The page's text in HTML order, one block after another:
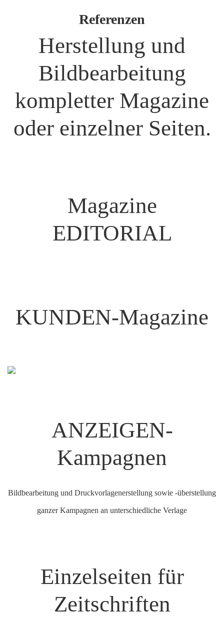
Referenzen
Herstellung und
Bildbearbeitung
kompletter Magazine
oder einzelner Seiten.
Magazine
EDITORIAL
KUNDEN-Magazine
ANZEIGEN-
Kampagnen
Bildbearbeitung und Druckvorlagenerstellung sowie -überstellung
ganzer Kampagnen an unterschiedliche Verlage
Einzelseiten für
Zeitschriften